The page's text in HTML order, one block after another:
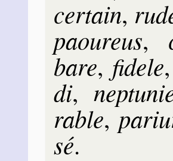
cer­tain,
paou­reus,
bare, fi­dele
di,
rable,
sé.